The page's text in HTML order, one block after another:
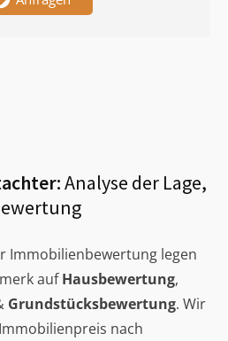
Analyse der Lage,
Immobilienbewertung legen
aufHausbewertung,
Grundstücksbewertung. Wir
nach